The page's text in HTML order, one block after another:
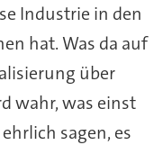
Industrie in den
hat. Was da auf
über
wahr, was einst
sagen, es